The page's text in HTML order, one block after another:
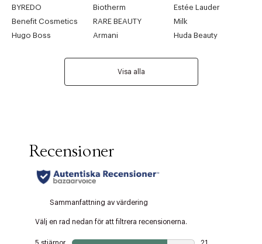
BYREDO
Biotherm
Estée Lauder
Benefit Cosmetics
RARE BEAUTY
Milk
Hugo Boss
Armani Huda Beauty
Visa alla